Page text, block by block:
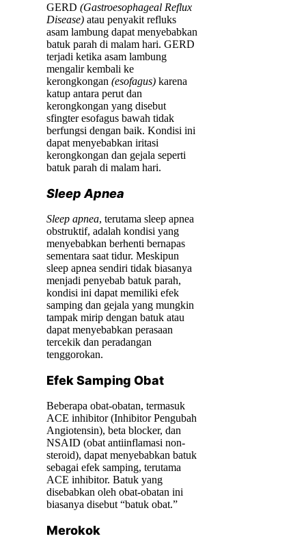
GERD (Gastroesophageal Reflux
Disease) atau penyakit refluks
asam lambung dapat menyebabkan
batuk parah di malam hari. GERD
terjadi ketika asam lambung
mengalir kembali ke
kerongkongan (esofagus) karena
katup antara perut dan
kerongkongan yang disebut
sfingter esofagus bawah tidak
berfungsi dengan baik. Kondisi ini
dapat menyebabkan iritasi
kerongkongan dan gejala seperti
batuk parah di malam hari.
Sleep Apnea
Sleep apnea, terutama sleep apnea
obstruktif, adalah kondisi yang
menyebabkan berhenti bernapas
sementara saat tidur. Meskipun
sleep apnea sendiri tidak biasanya
menjadi penyebab batuk parah,
kondisi ini dapat memiliki efek
samping dan gejala yang mungkin
tampak mirip dengan batuk atau
dapat menyebabkan perasaan
tercekik dan peradangan
tenggorokan.
Efek Samping Obat
Beberapa obat-obatan, termasuk
ACE inhibitor (Inhibitor Pengubah
Angiotensin), beta blocker, dan
NSAID (obat antiinflamasi non-
steroid), dapat menyebabkan batuk
sebagai efek samping, terutama
ACE inhibitor. Batuk yang
disebabkan oleh obat-obatan ini
biasanya disebut “batuk obat.”
Merokok